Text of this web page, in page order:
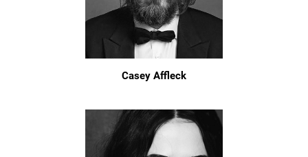
Casey Affleck